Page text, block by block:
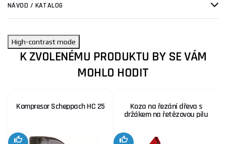
NÁVOD / KATALOG
High-contrast mode
K ZVOLENÉMU PRODUKTU BY SE VÁM
MOHLO HODIT
Kompresor Scheppach HC 25 Koza na řezání dřeva s
držákem na řetězovou pilu